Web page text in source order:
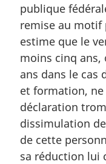
publique
remise au motif
estime que le
moins cinq
ans dans le cas
et formation, ne
déclaration
dissimulation
de cette
sa réduction lui